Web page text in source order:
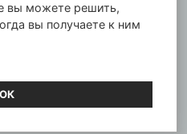
и массовых
области.
Филёва
вы можете решить,
вы получаете к ним
ОК